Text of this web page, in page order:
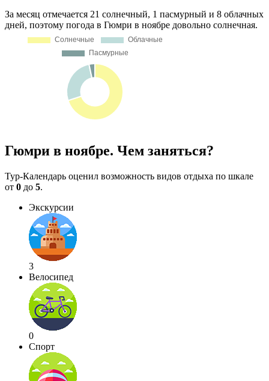
За месяц отмечается 21 солнечный, 1 пасмурный и 8 облачных
дней, поэтому погода в Гюмри в ноябре довольно солнечная.
Гюмри в ноябре. Чем заняться?
Тур-Календарь оценил возможность видов отдыха по шкале
от 0 до 5.
Экскурсии
3
Велосипед
0
Спорт